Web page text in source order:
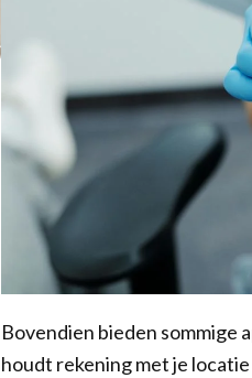
Bovendien bieden sommige
houdt rekening met je